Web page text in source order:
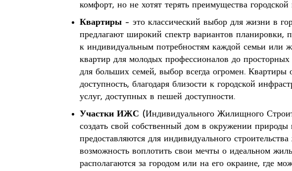
комфорт, но не хотят терять преимущества
Квартиры – это классический выбор для жизни в
предлагают широкий спектр вариантов планировки,
к индивидуальным потребностям каждой семьи или
квартир для молодых профессионалов до
для больших семей, выбор всегда огромен. Квартиры
доступность, благодаря близости к городской
услуг, доступных в пешей доступности.
Участки ИЖС (Индивидуального Жилищного
создать свой собственный дом в окружении
предоставляются для индивидуального
возможность воплотить свои мечты о идеальном
располагаются за городом или на его окраине, где